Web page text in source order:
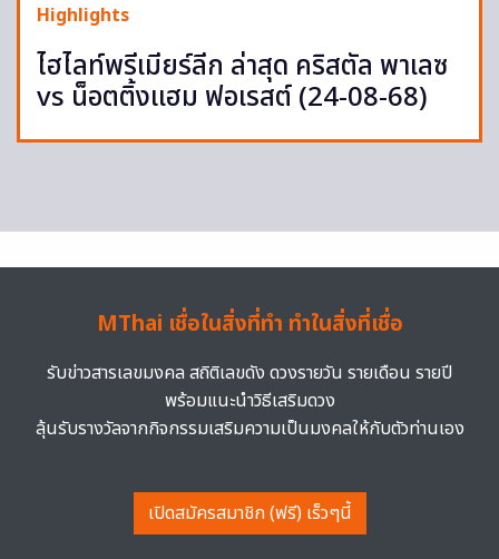
Highlights
ไฮไลท์พรีเมียร์ลีก ล่าสุด คริสตัล พาเลซ
vs น็อตติ้งแฮม ฟอเรสต์ (24-08-68)
MThai เชื่อในสิ่งที่ทำ ทำในสิ่งที่เชื่อ
รับข่าวสารเลขมงคล สถิติเลขดัง ดวงรายวัน รายเดือน รายปี
พร้อมแนะนำวิธีเสริมดวง
ลุ้นรับรางวัลจากกิจกรรมเสริมความเป็นมงคลให้กับตัวท่านเอง
เปิดสมัครสมาชิก (ฟรี) เร็วๆนี้